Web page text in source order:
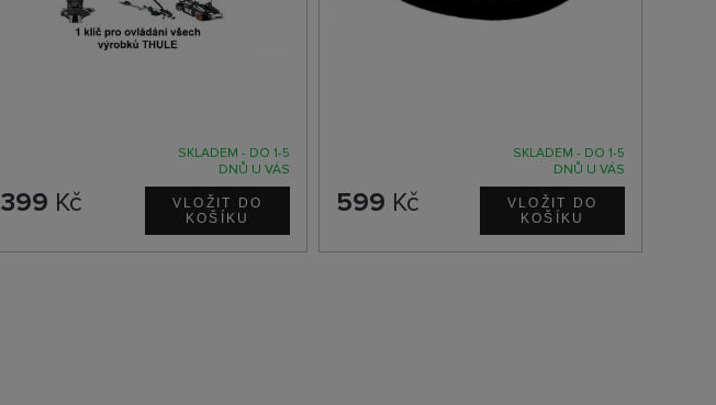
SKLADEM - DO 1-5
DNŮ U VÁS
399 Kč
SKLADEM - DO 1-5
DNŮ U VÁS
599 Kč